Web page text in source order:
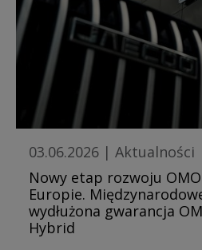
03.06.2026 | Aktualności
Nowy etap rozwoju
Europie.
wydłużona gwarancja
Hybrid